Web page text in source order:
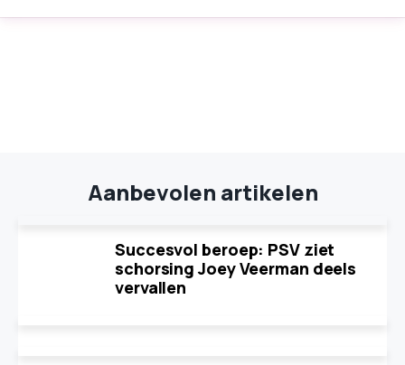
Aanbevolen artikelen
Succesvol beroep: PSV ziet
schorsing Joey Veerman deels
vervallen